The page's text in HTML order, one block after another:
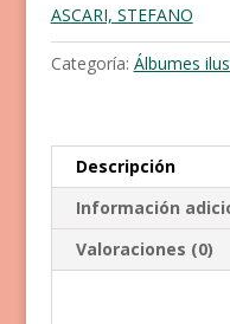
ASCARI, STEFANO
Categoría: Álbumes
Descripción
Información
Valoraciones (0)